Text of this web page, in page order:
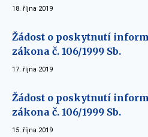
18. října 2019
Žádost o poskytnutí
zákona č. 106/1999 Sb.
17. října 2019
Žádost o poskytnutí
zákona č. 106/1999 Sb.
15. října 2019